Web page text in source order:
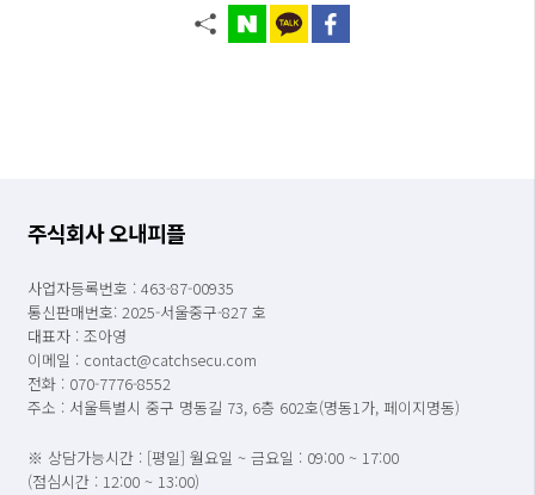
주식회사 오내피플
사업자등록번호 : 463-87-00935
통신판매번호: 2025-서울중구-827 호
대표자 : 조아영
이메일 : contact@catchsecu.com
전화 : 070-7776-8552
주소 : 서울특별시 중구 명동길 73, 6층 602호(명동1가, 페이지명동)
※ 상담가능시간 : [평일] 월요일 ~ 금요일 : 09:00 ~ 17:00
(점심시간 : 12:00 ~ 13:00)